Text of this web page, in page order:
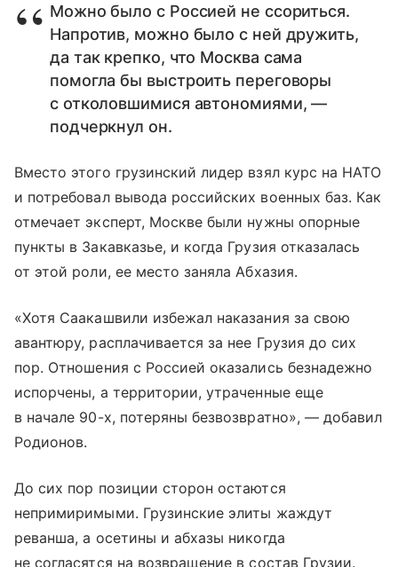
Можно было с Россией не ссориться.
Напротив, можно было с ней дружить,
да так крепко, что Москва сама
помогла бы выстроить переговоры
с отколовшимися автономиями, —
подчеркнул он.
Вместо этого грузинский лидер взял курс на НАТО
и потребовал вывода российских военных баз. Как
отмечает эксперт, Москве были нужны опорные
пункты в Закавказье, и когда Грузия отказалась
от этой роли, ее место заняла Абхазия.
«Хотя Саакашвили избежал наказания за свою
авантюру, расплачивается за нее Грузия до сих
пор. Отношения с Россией оказались безнадежно
испорчены, а территории, утраченные еще
в начале 90-х, потеряны безвозвратно», — добавил
Родионов.
До сих пор позиции сторон остаются
непримиримыми. Грузинские элиты жаждут
реванша, а осетины и абхазы никогда
не согласятся на возвращение в состав Грузии.